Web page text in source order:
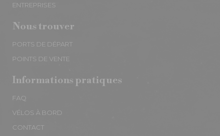
ENTREPRISES
Nous trouver
PORTS DE DÉPART
POINTS DE VENTE
Informations pratiques
FAQ
VÉLOS À BORD
CONTACT